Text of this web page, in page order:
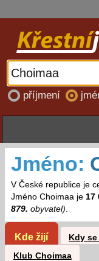
příjmení
Jméno:
V České republice je
Jméno Choimaa je 17
879. obyvatel).
Kde žijí Kdy
Klub Choimaa